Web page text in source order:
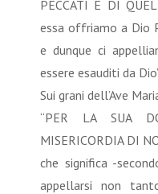
PECCATI E DI
essa offriamo a Dio
e dunque ci
essere esauditi da
Sui grani dell’Ave
“PER LA SUA
MISERICORDIA DI
che significa -
appellarsi non